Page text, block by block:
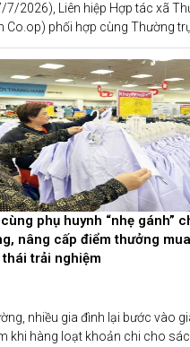
2026), Liên hiệp Hợp tác xã
Co.op) phối hợp cùng Thường
hội (ĐBQH); Đoàn ĐBQH
đồng nhân dân (HĐND) TP.Cần
chức chương trình “Phiên chợ 0
đình chính sách và người dân
địa bàn TP.Cần Thơ.
phụ huynh “nhẹ gánh”
nâng cấp điểm thưởng
trải nghiệm
nhiều gia đình lại bước vào
khi hàng loạt khoản chi cho